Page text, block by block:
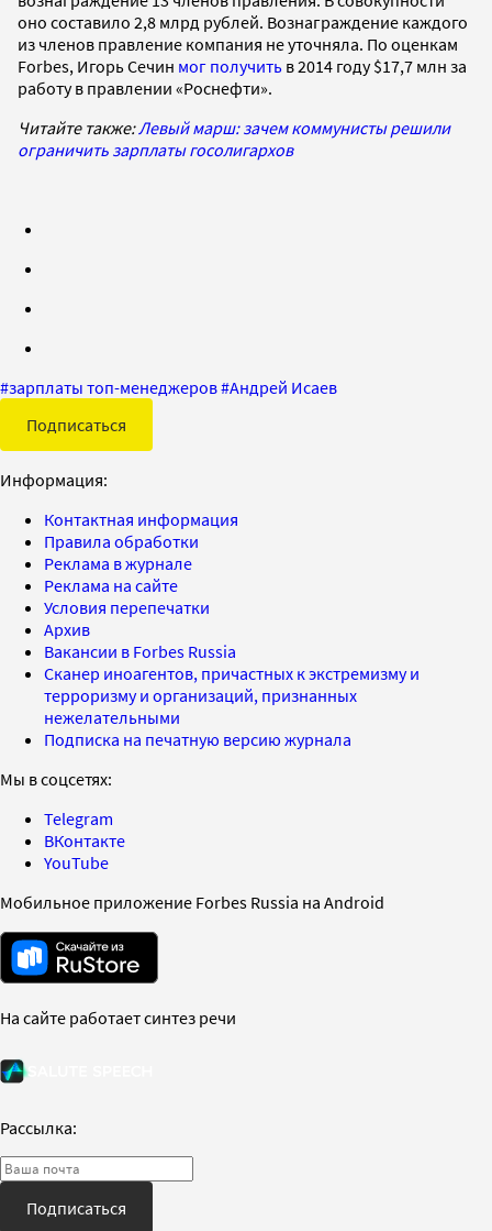
оно составило 2,8 млрд рублей. Вознаграждение каждого
из членов правление компания не уточняла. По оценкам
Forbes, Игорь Сечин мог получить в 2014 году $17,7 млн за
работу в правлении «Роснефти».
Читайте также:Левый марш: зачем коммунисты решили
ограничить зарплаты госолигархов
#зарплаты топ-менеджеров#Андрей Исаев
Подписаться
Информация:
Контактная информация
Правила обработки
Реклама в журнале
Реклама на сайте
Условия перепечатки
Архив
Вакансии в Forbes Russia
Сканер иноагентов, причастных к экстремизму и
терроризму и организаций, признанных
нежелательными
Подписка на печатную версию журнала
Мы в соцсетях:
Telegram
ВКонтакте
YouTube
Мобильное приложение Forbes Russia на Android
На сайте работает синтез речи
Рассылка:
Подписаться